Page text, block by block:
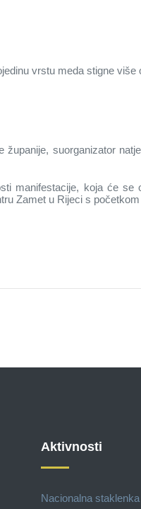
vrstu meda stigne više
suorganizator
manifestacije, koja će se
Zamet u Rijeci s početkom
Aktivnosti
Nacionalna staklenka